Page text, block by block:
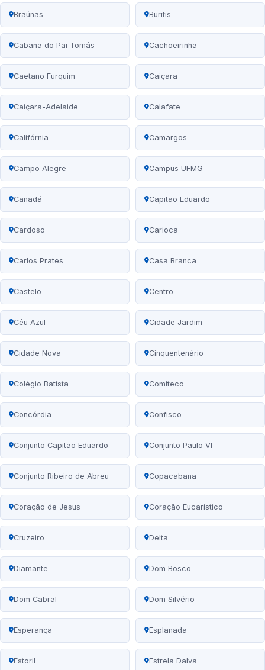
Braúnas Buritis
Cabana do Pai Tomás Cachoeirinha
Caetano Furquim Caiçara
Caiçara-Adelaide Calafate
Califórnia Camargos
Campo Alegre Campus UFMG
Canadá Capitão Eduardo
Cardoso Carioca
Carlos Prates Casa Branca
Castelo Centro
Céu Azul Cidade Jardim
Cidade Nova Cinquentenário
Colégio Batista Comiteco
Concórdia Confisco
Conjunto Capitão Eduardo Conjunto Paulo VI
Conjunto Ribeiro de Abreu Copacabana
Coração de Jesus Coração Eucarístico
Cruzeiro Delta
Diamante Dom Bosco
Dom Cabral Dom Silvério
Esperança Esplanada
Estoril Estrela Dalva